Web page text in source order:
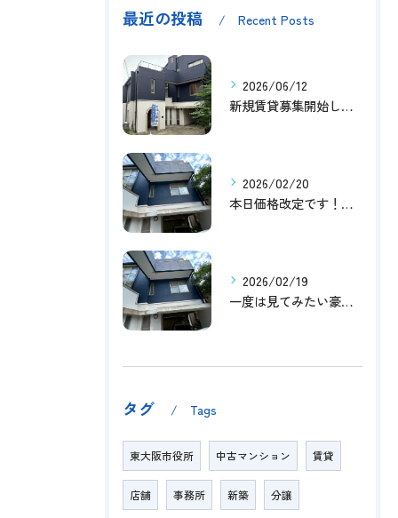
最近の投稿 Recent Posts
2026/06/12
新規賃貸募集開始しました！
2026/02/20
本日価格改定です！！このチャンスお見逃しなく！！！
2026/02/19
一度は見てみたい豪邸！！内覧受付中です～☆
タグ Tags
東大阪市役所 中古マンション 賃貸
店舗 事務所 新築 分譲